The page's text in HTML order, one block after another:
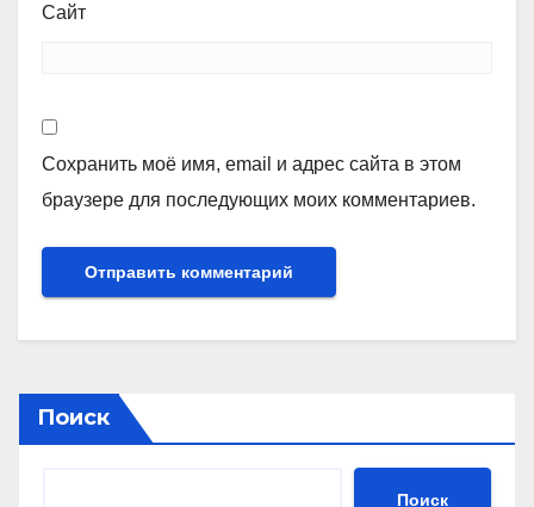
Сайт
Сохранить моё имя, email и адрес сайта в этом
браузере для последующих моих комментариев.
Поиск
Поиск